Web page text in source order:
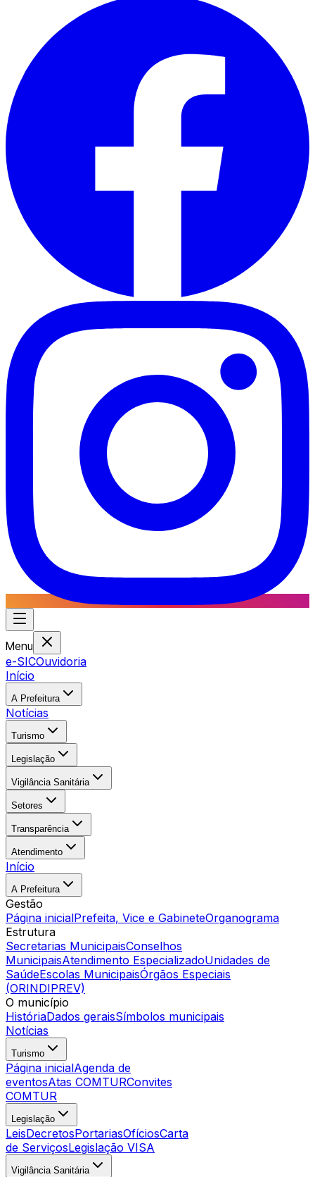
Menu
e-SICOuvidoria
Início
A Prefeitura
Notícias
Turismo
Legislação
Vigilância Sanitária
Setores
Transparência
Atendimento
Início
A Prefeitura
Gestão
Página inicialPrefeita, Vice e GabineteOrganograma
Estrutura
Secretarias MunicipaisConselhos
MunicipaisAtendimento EspecializadoUnidades de
SaúdeEscolas MunicipaisÓrgãos Especiais
(ORINDIPREV)
O município
HistóriaDados geraisSímbolos municipais
Notícias
Turismo
Página inicialAgenda de
eventosAtas COMTURConvites
COMTUR
Legislação
LeisDecretosPortariasOfíciosCarta
de ServiçosLegislação VISA
Vigilância Sanitária